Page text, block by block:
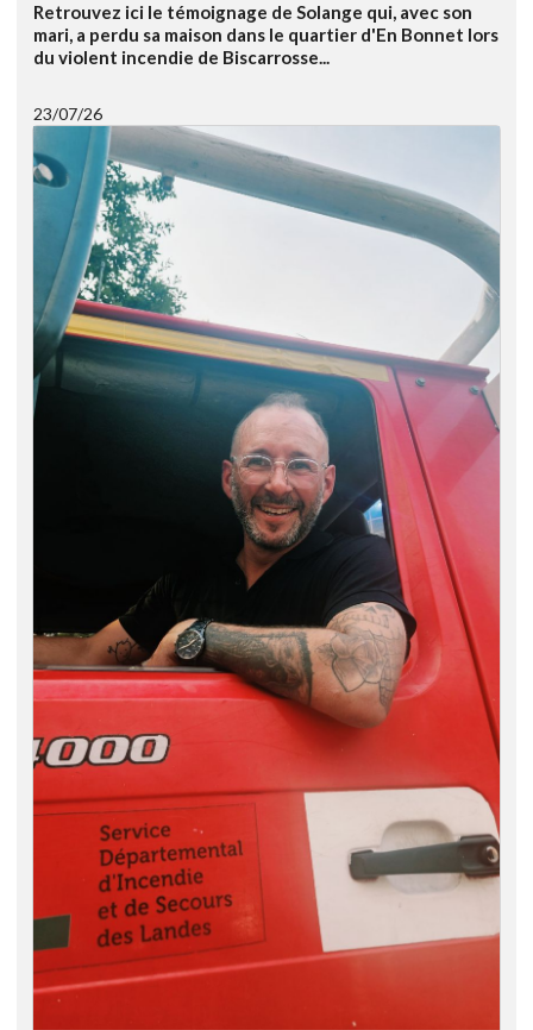
Retrouvez ici le témoignage de Solange qui, avec son
mari, a perdu sa maison dans le quartier d'En Bonnet lors
du violent incendie de Biscarrosse...
23/07/26